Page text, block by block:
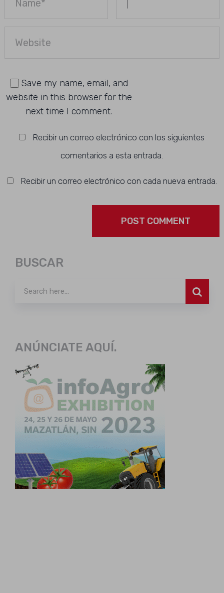
Save my name, email, and
website in this browser for the
next time I comment.
Recibir un correo electrónico con los siguientes
comentarios a esta entrada.
Recibir un correo electrónico con cada nueva entrada.
BUSCAR
ANÚNCIATE AQUÍ.